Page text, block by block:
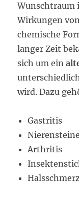
Wunschtraum
Wirkungen
chemische
langer Zeit
sich um ein
wird. Dazu
Gastritis
Nierensteine
Arthritis